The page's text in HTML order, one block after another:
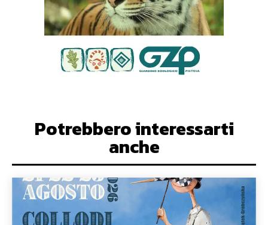
Potrebbero interessarti
anche